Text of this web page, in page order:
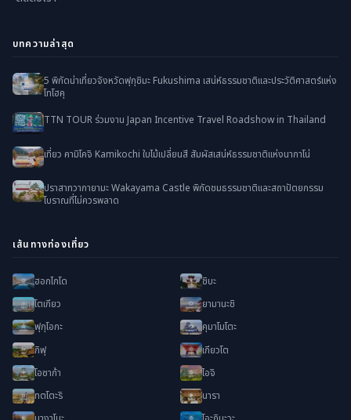
บทความล่าสุด
5 พิกัดน่าเที่ยวจังหวัดฟุกุชิมะ Fukushima เสน่ห์ธรรมชาติและประวัติศาสตร์แห่ง
โทโฮคุ
TTN TOUR ร่วมงาน Japan Incentive Travel Roadshow in Thailand
เที่ยว คามิโคจิ Kamikochi ใบไม้เปลี่ยนสี สัมผัสเสน่ห์ธรรมชาติแห่งนากาโน่
ปราสาทวากายามะ Wakayama Castle พิกัดชมธรรมชาติและสถาปัตยกรรม
โบราณที่ไม่ควรพลาด
เส้นทางท่องเที่ยว
ฮอกไกโด
ชิบะ
โตเกียว
ยามานะชิ
ฟุกุโอกะ
คุมาโมโตะ
กิฟุ
เกียวโต
โอซาก้า
ไอจิ
ทตโตะริ
นารา